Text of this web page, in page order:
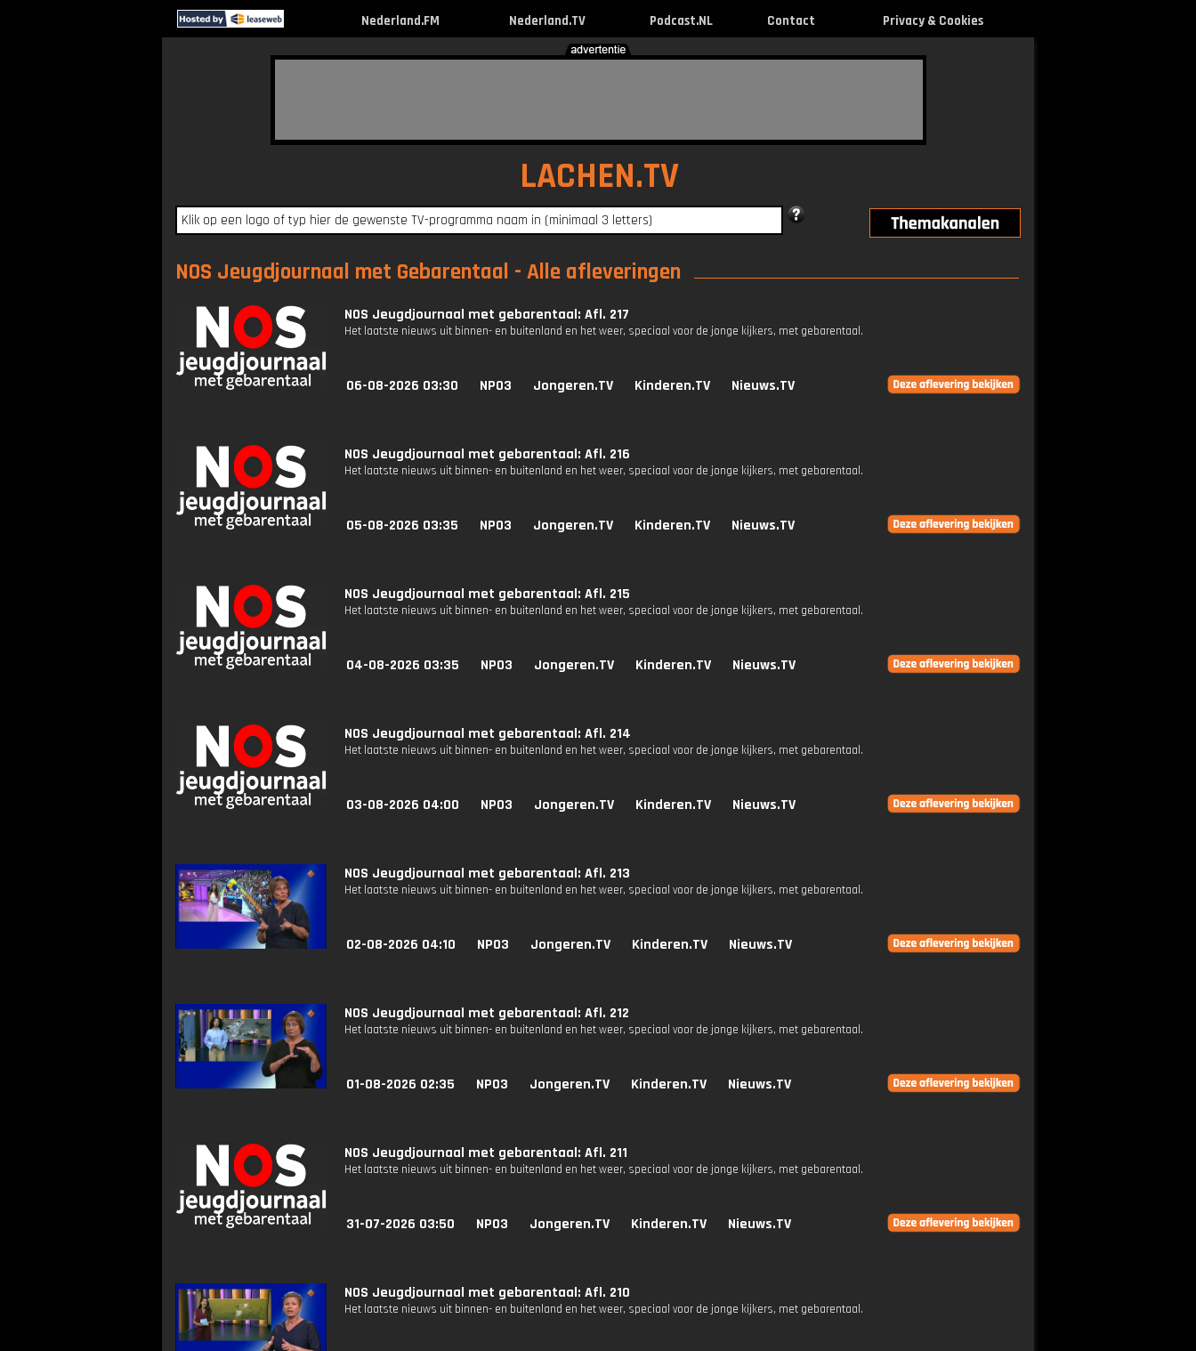
Nederland.FM Nederland.TV Podcast.NL Contact Privacy & Cookies
LACHEN.TV
NOS Jeugdjournaal met Gebarentaal - Alle afleveringen
NOS Jeugdjournaal met gebarentaal: Afl. 217
Het laatste nieuws uit binnen- en buitenland en het weer, speciaal voor de jonge kijkers, met gebarentaal.
06-08-2026 03:30 NPO3 Jongeren.TV Kinderen.TV Nieuws.TV
NOS Jeugdjournaal met gebarentaal: Afl. 216
Het laatste nieuws uit binnen- en buitenland en het weer, speciaal voor de jonge kijkers, met gebarentaal.
05-08-2026 03:35 NPO3 Jongeren.TV Kinderen.TV Nieuws.TV
NOS Jeugdjournaal met gebarentaal: Afl. 215
Het laatste nieuws uit binnen- en buitenland en het weer, speciaal voor de jonge kijkers, met gebarentaal.
04-08-2026 03:35 NPO3 Jongeren.TV Kinderen.TV Nieuws.TV
NOS Jeugdjournaal met gebarentaal: Afl. 214
Het laatste nieuws uit binnen- en buitenland en het weer, speciaal voor de jonge kijkers, met gebarentaal.
03-08-2026 04:00 NPO3 Jongeren.TV Kinderen.TV Nieuws.TV
NOS Jeugdjournaal met gebarentaal: Afl. 213
Het laatste nieuws uit binnen- en buitenland en het weer, speciaal voor de jonge kijkers, met gebarentaal.
02-08-2026 04:10 NPO3 Jongeren.TV Kinderen.TV Nieuws.TV
NOS Jeugdjournaal met gebarentaal: Afl. 212
Het laatste nieuws uit binnen- en buitenland en het weer, speciaal voor de jonge kijkers, met gebarentaal.
01-08-2026 02:35 NPO3 Jongeren.TV Kinderen.TV Nieuws.TV
NOS Jeugdjournaal met gebarentaal: Afl. 211
Het laatste nieuws uit binnen- en buitenland en het weer, speciaal voor de jonge kijkers, met gebarentaal.
31-07-2026 03:50 NPO3 Jongeren.TV Kinderen.TV Nieuws.TV
NOS Jeugdjournaal met gebarentaal: Afl. 210
Het laatste nieuws uit binnen- en buitenland en het weer, speciaal voor de jonge kijkers, met gebarentaal.